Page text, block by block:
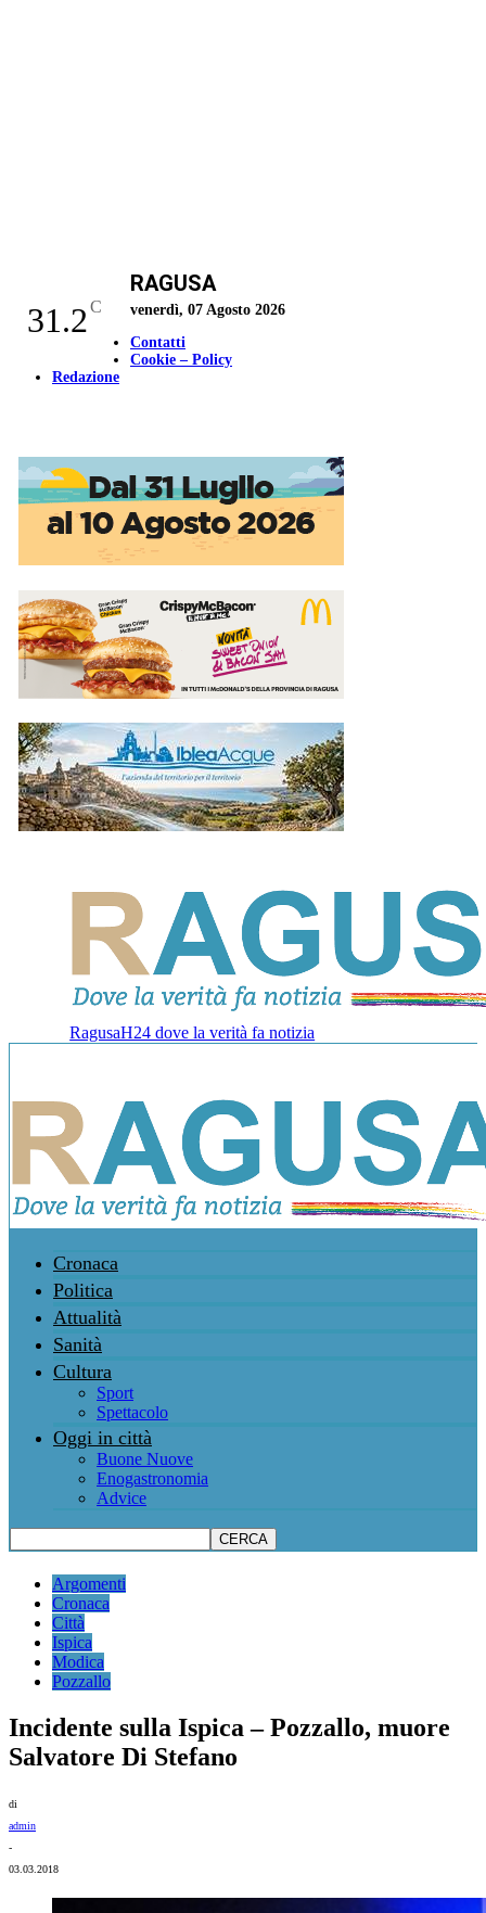
31.2C
RAGUSA
venerdì, 07 Agosto 2026
Contatti
Cookie – Policy
Redazione
RagusaH24 dove la verità fa notizia
Cronaca
Politica
Attualità
Sanità
Cultura
Sport
Spettacolo
Oggi in città
Buone Nuove
Enogastronomia
Advice
Argomenti
Cronaca
Città
Ispica
Modica
Pozzallo
Incidente sulla Ispica – Pozzallo, muore
Salvatore Di Stefano
di
admin
-
03.03.2018